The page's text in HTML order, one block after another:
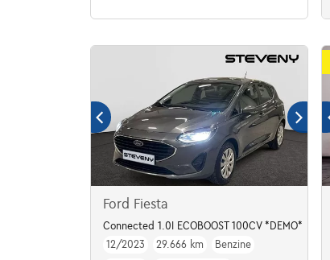
Ford Fiesta
Connected 1.0I ECOBOOST 100CV *DEMO*
12/2023
29.666 km
Benzine